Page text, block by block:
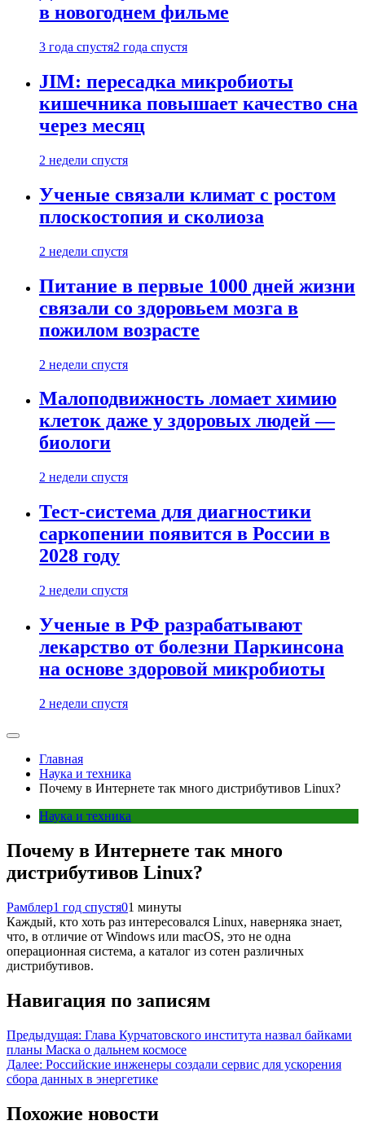
в новогоднем фильме
3 года спустя2 года спустя
JIM: пересадка микробиоты
кишечника повышает качество сна
через месяц
2 недели спустя
Ученые связали климат с ростом
плоскостопия и сколиоза
2 недели спустя
Питание в первые 1000 дней жизни
связали со здоровьем мозга в
пожилом возрасте
2 недели спустя
Малоподвижность ломает химию
клеток даже у здоровых людей —
биологи
2 недели спустя
Тест-система для диагностики
саркопении появится в России в
2028 году
2 недели спустя
Ученые в РФ разрабатывают
лекарство от болезни Паркинсона
на основе здоровой микробиоты
2 недели спустя
Главная
Наука и техника
Почему в Интернете так много дистрибутивов Linux?
Наука и техника
Почему в Интернете так много
дистрибутивов Linux?
Рамблер1 год спустя01 минуты
Каждый, кто хоть раз интересовался Linux, наверняка знает,
что, в отличие от Windows или macOS, это не одна
операционная система, а каталог из сотен различных
дистрибутивов.
Навигация по записям
Предыдущая: Глава Курчатовского института назвал байками
планы Маска о дальнем космосе
Далее: Российские инженеры создали сервис для ускорения
сбора данных в энергетике
Похожие новости